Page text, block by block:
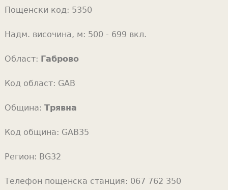
Пощенски код: 5350
Надм. височина, м: 500 - 699 вкл.
Област: Габрово
Код област: GAB
Община: Трявна
Код община: GAB35
Регион: BG32
Телефон пощенска станция: 067 762 350